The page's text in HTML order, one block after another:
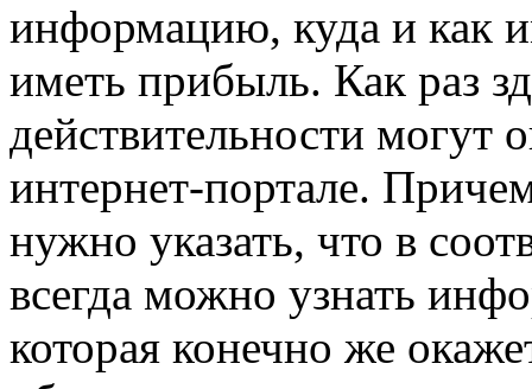
информацию, куда и как
иметь прибыль. Как раз
действительности могут
интернет-портале.
нужно указать, что в
всегда можно узнать
которая конечно же